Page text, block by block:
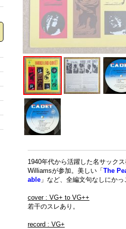
1940年代から活躍した名サック
Williamsが参加。美しい「 The
able 」など、全編文句なしにか
cover : VG+ to VG++
若干のスレあり。
record : VG+